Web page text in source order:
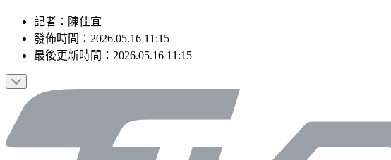
記者 ： 陳佳宜
發佈時間： 2026.05.16 11:15
最後更新時間： 2026.05.16 11:15